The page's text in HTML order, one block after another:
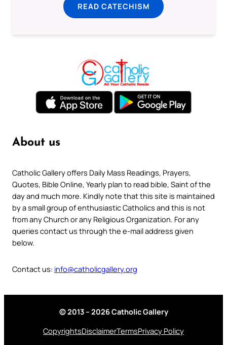
READ CATECHISM
About us
Catholic Gallery offers Daily Mass Readings, Prayers,
Quotes, Bible Online, Yearly plan to read bible, Saint of the
day and much more. Kindly note that this site is maintained
by a small group of enthusiastic Catholics and this is not
from any Church or any Religious Organization. For any
queries contact us through the e-mail address given
below.
Contact us: info@catholicgallery.org
© 2013 – 2026 Catholic Gallery
CopyrightsDisclaimerTermsPrivacy Policy